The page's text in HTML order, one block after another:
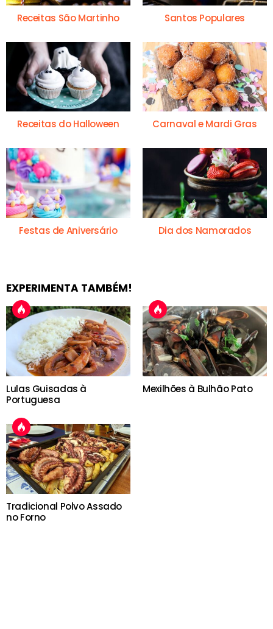
Receitas São Martinho Santos Populares
Receitas do Halloween Carnaval e Mardi Gras
Festas de Aniversário Dia dos Namorados
EXPERIMENTA TAMBÉM!
Lulas Guisadas à
Portuguesa
Mexilhões à Bulhão Pato
Tradicional Polvo Assado
no Forno